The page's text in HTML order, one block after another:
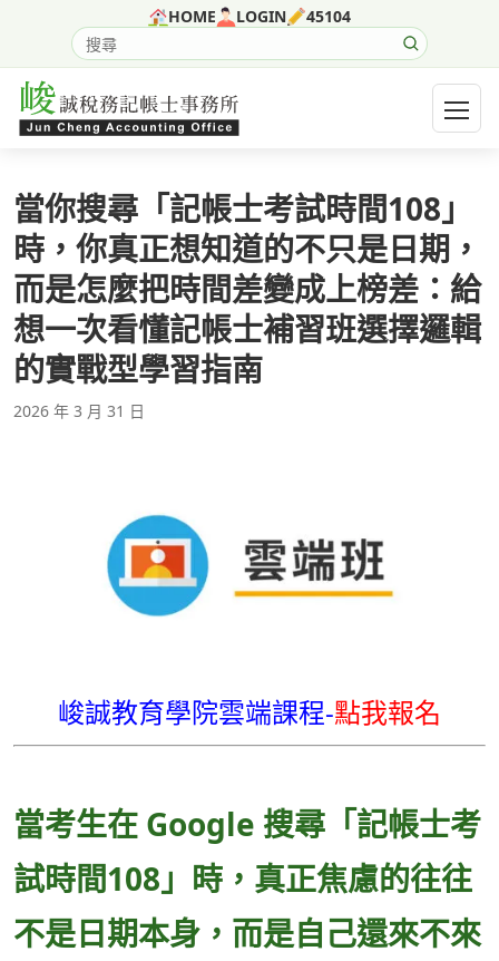
HOME LOGIN 45104
搜尋網站內容
開啟
當你搜尋「記帳士考試時間108」
時，你真正想知道的不只是日期，
而是怎麼把時間差變成上榜差：給
想一次看懂記帳士補習班選擇邏輯
的實戰型學習指南
2026 年 3 月 31 日
峻誠教育學院雲端課程-點我報名
當考生在 Google 搜尋「記帳士考
試時間108」時，真正焦慮的往往
不是日期本身，而是自己還來不來